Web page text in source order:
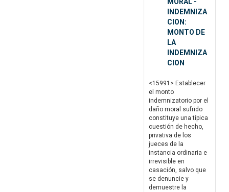
MORAL -
INDEMNIZA
CION:
MONTO DE
LA
INDEMNIZA
CION
<15991> Establecer
el monto
indemnizatorio por el
daño moral sufrido
constituye una típica
cuestión de hecho,
privativa de los
jueces de la
instancia ordinaria e
irrevisible en
casación, salvo que
se denuncie y
demuestre la